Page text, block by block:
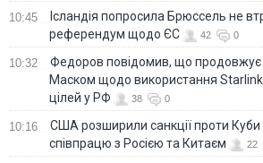
10:45
Ісландія попросила Брюссель не
референдум щодо ЄС
42 0
10:32
Федоров повідомив, що продовжує
Маском щодо використання
цілей у РФ
38 0
10:16
США розширили санкції проти Куби
співпрацю з Росією та Китаєм
22